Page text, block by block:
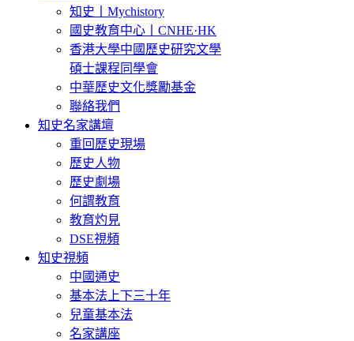
知史丨Mychistory
國史教育中心丨CNHE·HK
香港大學中國歷史研究文學
碩士課程同學會
中華歷史文化獎勵基金
聯絡我們
知史名家講壇
重回歷史現場
歷史人物
歷史劇場
何謂教育
教育灼見
DSE視頻
知史視頻
中國通史
基本法上下三十年
兒童基本法
名家講座